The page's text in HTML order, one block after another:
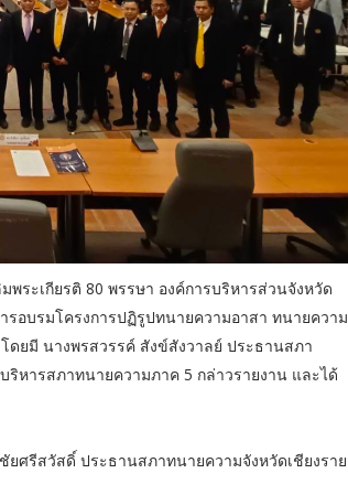
พระเกียรติ 80 พรรษา องค์การบริหารส่วนจังหวัด
รอบรมโครงการปฏิรูปทนายความอาสา ทนายความ
ดยมี นางพรสวรรค์ สังข์สังวาลย์ ประธานสภา
หารสภาทนายความภาค 5 กล่าวรายงาน และได้
ศรีสวัสดิ์ ประธานสภาทนายความจังหวัดเชียงราย